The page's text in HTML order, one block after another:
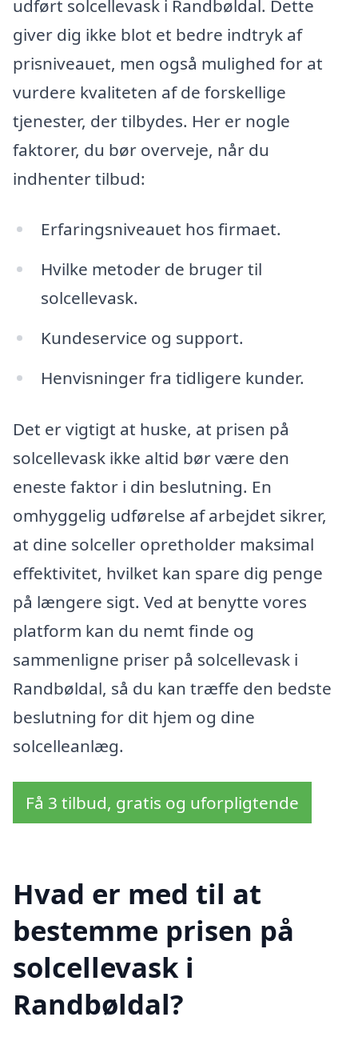
udført solcellevask i Randbøldal. Dette
giver dig ikke blot et bedre indtryk af
prisniveauet, men også mulighed for at
vurdere kvaliteten af de forskellige
tjenester, der tilbydes. Her er nogle
faktorer, du bør overveje, når du
indhenter tilbud:
Erfaringsniveauet hos firmaet.
Hvilke metoder de bruger til
solcellevask.
Kundeservice og support.
Henvisninger fra tidligere kunder.
Det er vigtigt at huske, at prisen på
solcellevask ikke altid bør være den
eneste faktor i din beslutning. En
omhyggelig udførelse af arbejdet sikrer,
at dine solceller opretholder maksimal
effektivitet, hvilket kan spare dig penge
på længere sigt. Ved at benytte vores
platform kan du nemt finde og
sammenligne priser på solcellevask i
Randbøldal, så du kan træffe den bedste
beslutning for dit hjem og dine
solcelleanlæg.
Få 3 tilbud, gratis og uforpligtende
Hvad er med til at
bestemme prisen på
solcellevask i
Randbøldal?